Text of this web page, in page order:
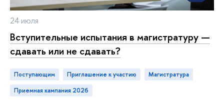
24 июля
ступительные испытания в магистратуру —
сдавать или не сдавать?
Поступающим приглашение к участию
магистратура
приемная кампания 2026